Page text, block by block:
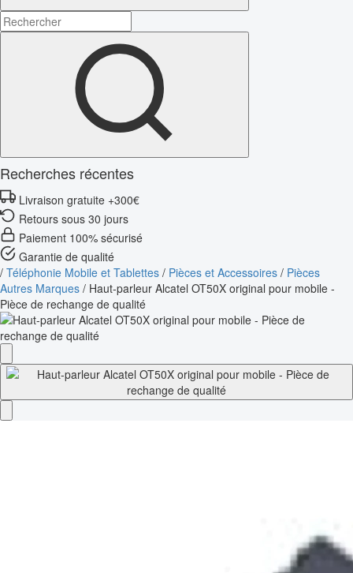
Recherches récentes
Livraison gratuite +300€
Retours sous 30 jours
Paiement 100% sécurisé
Garantie de qualité
/ Téléphonie Mobile et Tablettes / Pièces et Accessoires / Pièces
Autres Marques / Haut-parleur Alcatel OT50X original pour mobile -
Pièce de rechange de qualité